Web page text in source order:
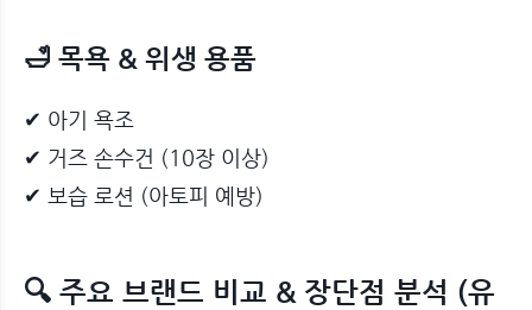
🛁 목욕 & 위생 용품
✔ 아기 욕조
✔ 거즈 손수건 (10장 이상)
✔ 보습 로션 (아토피 예방)
🔍 주요 브랜드 비교 & 장단점 분석 (유